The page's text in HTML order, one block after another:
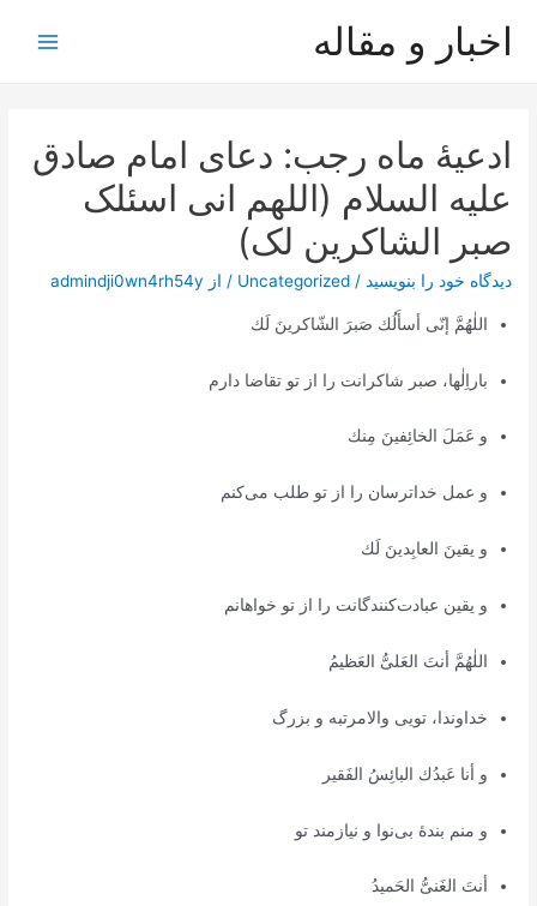
اخبار و مقاله
ادعیۀ ماه رجب: دعای امام صادق
علیه السلام (اللهم انی اسئلک
صبر الشاکرین لک)
دیدگاه‌ خود را بنویسید /
Uncategorized / از admindji0wn4rh54y
اللٰهُمَّ إنّى أسأَلُك صَبرَ الشّاكرينَ لَك
باراِلٰها، صبر شاکرانت را از تو تقاضا دارم
و عَمَلَ الخائِفينَ مِنك
و عمل خداترسان را از تو طلب می‌کنم
و يقينَ العابِدينَ لَك
و یقین عبادت‌کنندگانت را از تو خواهانم
اللٰهُمَّ أنتَ العَلىُّ العَظيمُ
خداوندا، تویی والامرتبه و بزرگ
و أنا عَبدُك البائِسُ الفَقير
و منم بندۀ بی‌نوا و نیازمند تو
أنتَ الغَنىُّ الحَميدُ